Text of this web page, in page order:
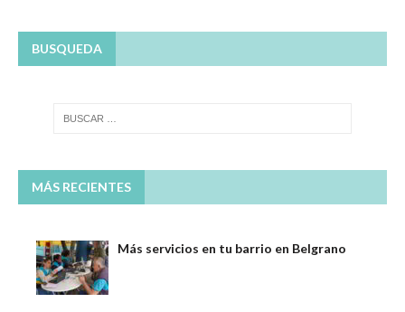
BUSQUEDA
MÁS RECIENTES
Más servicios en tu barrio en Belgrano